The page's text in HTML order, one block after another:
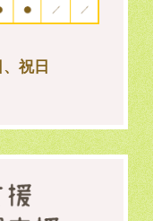
、祝日